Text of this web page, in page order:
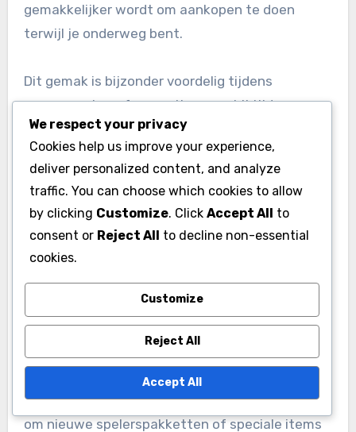
gemakkelijker wordt om aankopen te doen
terwijl je onderweg bent.
Dit gemak is bijzonder voordelig tijdens
evenementen of promoties waarbij tijd van
essentieel belang is, waardoor spelers snel
kunnen handelen en hun gewenste items
kunnen veiligstellen.
Verbeterde game-ervaring
Met walletcodes
ervaring verbeteren door eenvoudig nieuwe
content en functies te verwerven. Deze
toegang maakt meer aanpassing en plezier in
het spel mogelijk.
Bijvoorbeeld, extra valuta kan je in staat stellen
om nieuwe spelerspakketten of speciale items
We respect your privacy
Cookies help us improve your experience,
deliver personalized content, and analyze
traffic. You can choose which cookies to allow
by clicking Customize. Click Accept All to
consent or Reject All to decline non-essential
cookies.
Customize
Reject All
Accept All